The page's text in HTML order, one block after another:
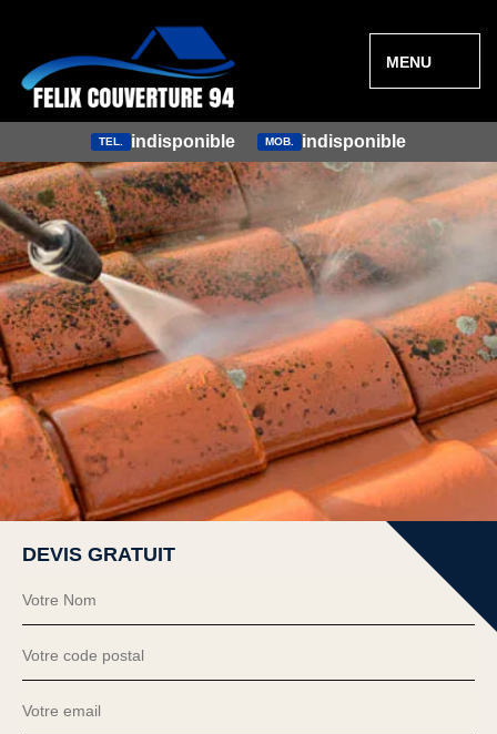
MENU
TEL. indisponible MOB. indisponible
DEVIS GRATUIT